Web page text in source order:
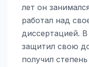
лет он
работал над
диссертацией.
защитил свою
получил